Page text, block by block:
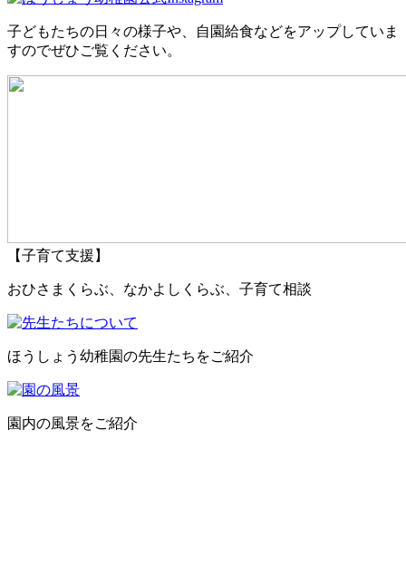
子どもたちの日々の様子や、自園給食などをアップしていま
すのでぜひご覧ください。
【子育て支援】
おひさまくらぶ、なかよしくらぶ、子育て相談
ほうしょう幼稚園の先生たちをご紹介
園内の風景をご紹介